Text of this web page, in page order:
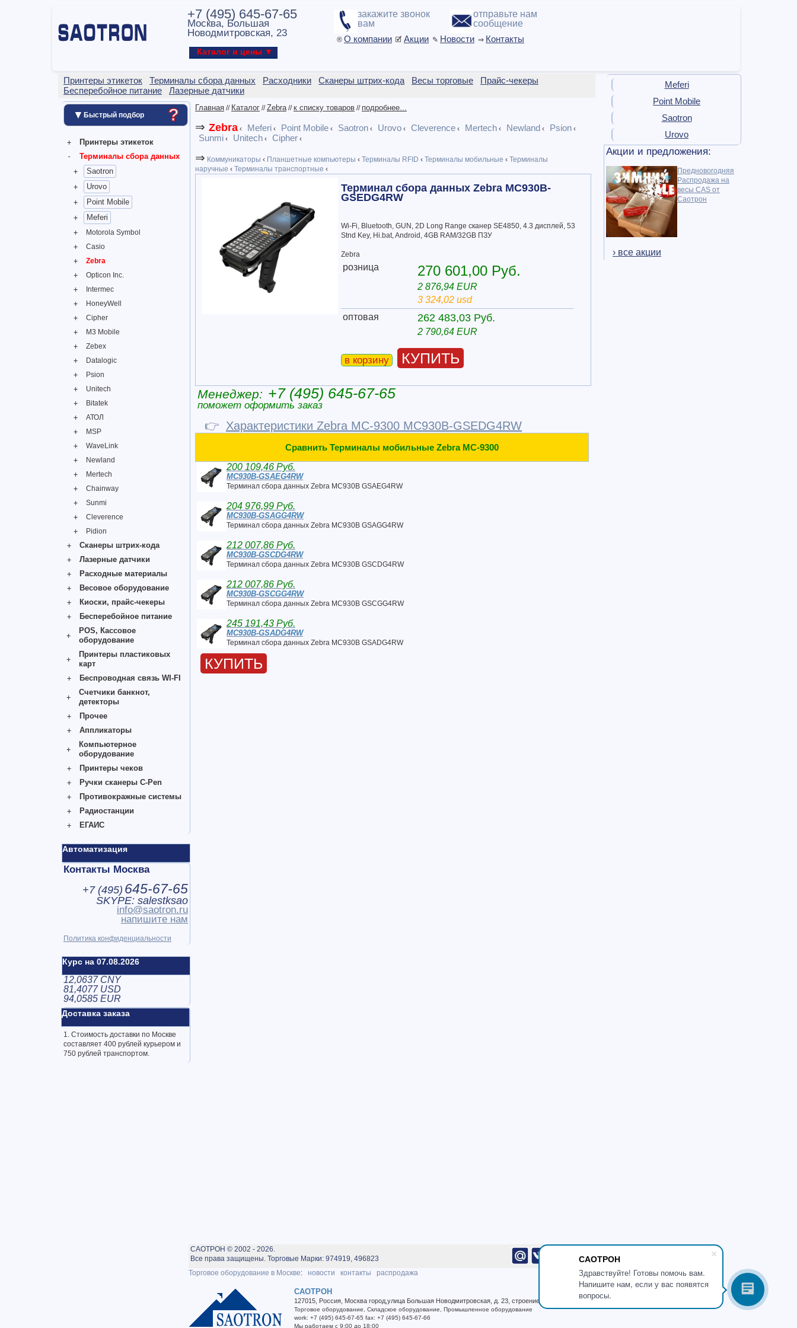
САОТРОН
Здравствуйте! Готовы помочь вам.
Напишите нам, если у вас появятся
вопросы.
+7 (495) 645-67-65
Москва, Большая
Новодмитровская, 23
Каталог и цены ▼
закажите звонок
вам
отправьте нам
сообщение
® О компании 🗹 Акции ✎ Новости ⇒ Контакты
Meferi
Point Mobile
Saotron
Urovo
Акции и предложения:
Предновогодняя
Распродажа на
весы CAS от
Саотрон
› все акции
Принтеры этикеток Терминалы сбора данных Расходники Сканеры штрих-кода Весы торговые
Прайс-чекеры
Бесперебойное питание
Лазерные датчики
▼ Быстрый подбор ?
Принтеры этикеток
Терминалы сбора данных
Saotron
Urovo
Point Mobile
Meferi
Motorola Symbol
Casio
Zebra
Opticon Inc.
Intermec
HoneyWell
Cipher
M3 Mobile
Zebex
Datalogic
Psion
Unitech
Bitatek
АТОЛ
MSP
WaveLink
Newland
Mertech
Chainway
Sunmi
Cleverence
Pidion
Сканеры штрих-кода
Лазерные датчики
Расходные материалы
Весовое оборудование
Киоски, прайс-чекеры
Бесперебойное питание
POS, Кассовое
оборудование
Принтеры пластиковых
карт
Беспроводная связь WI-FI
Счетчики банкнот,
детекторы
Прочее
Аппликаторы
Компьютерное
оборудование
Принтеры чеков
Ручки сканеры C-Pen
Противокражные системы
Радиостанции
ЕГАИС
Автоматизация
Контакты Москва
+7 (495) 645-67-65
SKYPE: salestksao
info@saotron.ru
напишите нам
Политика конфиденциальности
Курс на 07.08.2026
12,0637 CNY
81,4077 USD
94,0585 EUR
Доставка заказа
1. Стоимость доставки по Москве
составляет 400 рублей курьером и
750 рублей транспортом.
Главная // Каталог //Zebra//к списку товаров // подробнее...
⇒ Zebra ‹ Meferi ‹ Point Mobile ‹ Saotron ‹ Urovo ‹ Cleverence ‹ Mertech ‹ Newland ‹ Psion ‹
Sunmi ‹ Unitech ‹ Cipher ‹
⇒ Коммуникаторы ‹ Планшетные компьютеры ‹ Терминалы RFID ‹ Терминалы мобильные ‹ Терминалы
наручные ‹ Терминалы транспортные ‹
Терминал сбора данных Zebra MC930B-
GSEDG4RW
Wi-Fi, Bluetooth, GUN, 2D Long Range сканер SE4850, 4.3 дисплей, 53
Stnd Key, Hi.bat, Android, 4GB RAM/32GB ПЗУ
Zebra
розница 270 601,00 Руб.
2 876,94 EUR
3 324,02 usd
оптовая
262 483,03 Руб.
2 790,64 EUR
в корзину КУПИТЬ
Менеджер: +7 (495) 645-67-65
поможет оформить заказ
👉 Характеристики Zebra MC-9300 MC930B-GSEDG4RW
Сравнить Терминалы мобильные Zebra MC-9300
200 109,46 Руб.
MC930B-GSAEG4RW
Терминал сбора данных Zebra MC930B GSAEG4RW
204 976,99 Руб.
MC930B-GSAGG4RW
Терминал сбора данных Zebra MC930B GSAGG4RW
212 007,86 Руб.
MC930B-GSCDG4RW
Терминал сбора данных Zebra MC930B GSCDG4RW
212 007,86 Руб.
MC930B-GSCGG4RW
Терминал сбора данных Zebra MC930B GSCGG4RW
245 191,43 Руб.
MC930B-GSADG4RW
Терминал сбора данных Zebra MC930B GSADG4RW
КУПИТЬ
САОТРОН © 2002 - 2026.
Все права защищены. Торговые Марки: 974919, 496823
Торговое оборудование в Москве: новости контакты распродажа
САОТРОН
127015 Россия Москва город улица Большая Новодмитровская, д. 23, строение 6
Торговое оборудование Складское оборудование
Промышленное оборудование
work: +7 (495) 645-67-65 fax: +7 (495) 645-67-66
Мы работаем с 9:00 до 18:00